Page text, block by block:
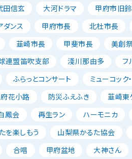
田信玄 大河ドラマ
甲府市旧
ダンス 甲府市長 北杜市長
韮崎市長 甲斐市長
美創
連盟笛吹支部 淺川那由多
フ
ふらっとコンサート
ミューコック
花小路 防災ふえふき
韮崎東
鳳会 再生ラン ハーモニカ
を楽しもう 山梨県かるた協会
合唱 甲府盆地 大神さん